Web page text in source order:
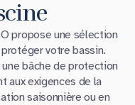
propose une sélection
votre bassin.
bâche de protection
aux exigences de la
saisonnière ou en